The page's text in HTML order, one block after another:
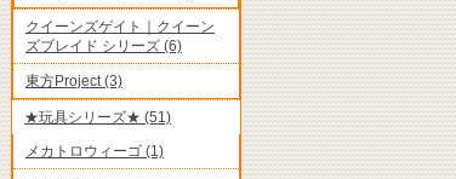
クイーンズゲイト｜クイーン
ズブレイド シリーズ (6)
東方Project (3)
★玩具シリーズ★ (51)
メカトロウィーゴ (1)